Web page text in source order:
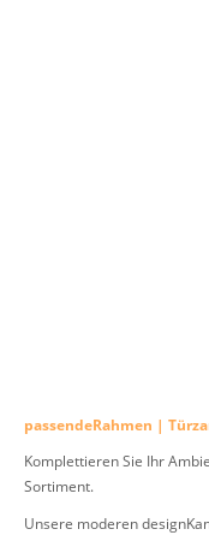
passendeRahmen |
Komplettieren Sie Ihr
Sortiment.
Unsere moderen